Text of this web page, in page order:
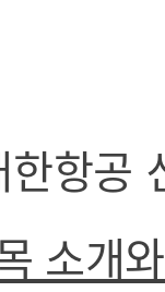
항공
소개